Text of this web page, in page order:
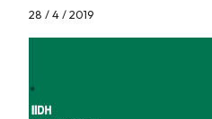
28 / 4 / 2019